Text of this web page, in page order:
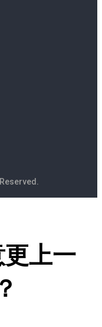
上一